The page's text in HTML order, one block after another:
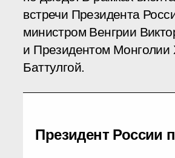
встречи Президента
министром Венгрии
и Президентом Монголии
Баттулгой.
Президент России